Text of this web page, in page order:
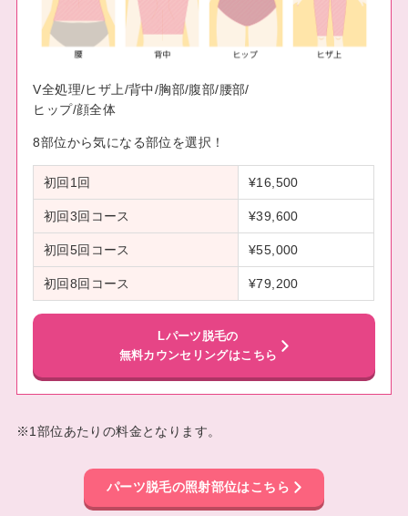
V全処理/ヒザ上/背中/胸部/腹部/腰部/
ヒップ/顔全体
8部位から気になる部位を選択！
初回1回 ¥16,500
初回3回コース ¥39,600
初回5回コース ¥55,000
初回8回コース ¥79,200
Lパーツ脱毛の
無料カウンセリングはこちら
※1部位あたりの料金となります。
パーツ脱毛の照射部位はこちら